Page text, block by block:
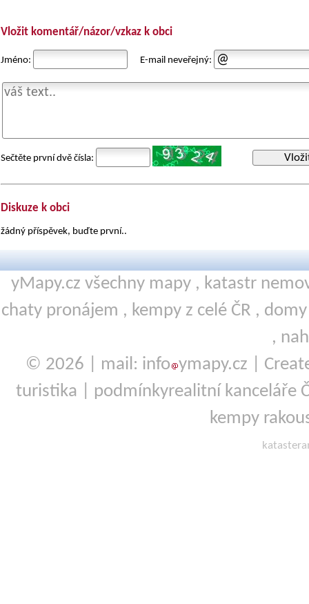
Vložit komentář/názor/vzkaz k obci
Jméno: E-mail neveřejný:
Sečtěte první dvě čísla:
Diskuze k obci
žádný příspěvek, buďte první..
yMapy.cz všechny mapy , katastr
chaty pronájem , kempy z celé ČR ,
,
© 2026 | mail: info ymapy.cz |
turistika
podmínkyrealitní kanceláře
kempy